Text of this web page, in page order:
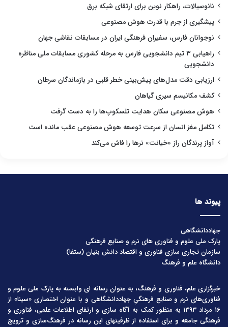
نانوسیالات، راهکار نوین برای ارتقای شبکه برق
پیشگیری از جرم با قدرت هوش مصنوعی
نوجوانان فارس، سفیران فرهنگی ایران در مسابقات نقاشی جهان
راهیابی ۳ تیم دانشجویی فارس به مرحله کشوری مسابقات ملی مناظره
دانشجویی
ارزیابی دقت مدل‌های پیش‌بینی خطر قلبی در بازماندگان سرطان
کشف مکانیسم سیری گیاهان
هوش مصنوعی سکان هدایت تلسکوپ‌ها را به دست گرفت
تکامل مغز انسان از سرعت توسعه هوش مصنوعی عقب مانده است
آواز پرندگان راز «خیانت» نرها را فاش می‌کند
پیوند ها
جهاددانشگاهی
پارک ملی علوم و فناوری های نرم و صنایع فرهنگی
سازمان تجاری سازی فناوری و اقتصاد دانش بنیان (ستفا)
دانشگاه علم و فرهنگ
خبرگزاری علم، فناوری و فرهنگ، به عنوان رسانه ای وابسته به پارک ملی علوم و
فناوری‌های نرم و صنایع فرهنگیِ جهاددانشگاهی و با عنوان اختصاری «سینا» از
۱۶ مرداد ۱۳۹۳ به منظور کمک به آگاه سازی و ارتقای اطلاعات علمی، فناوری و
فرهنگی جامعه و برای استفاده از ظرفیتهای این رسانه در فرهنگ‌سازی و ترویج